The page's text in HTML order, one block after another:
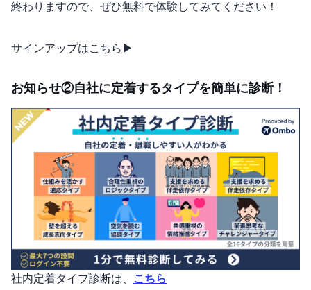
終わりますので、ぜひ無料で体験してみてください！
サインアップはこちら ▶︎
お知らせ②自社に定着するタイプを簡単に診断！
社内定着タイプ診断は、 こちら